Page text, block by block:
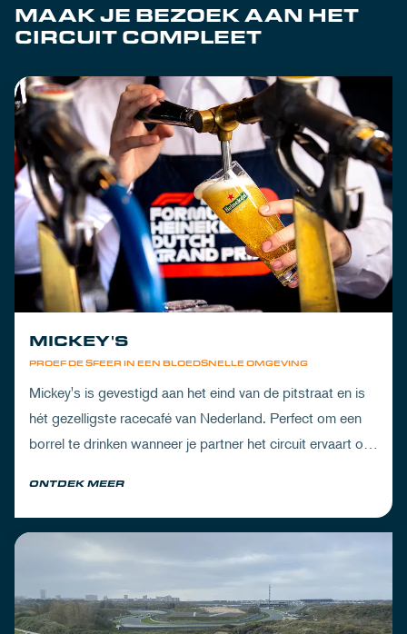
MAAK JE BEZOEK AAN HET
CIRCUIT COMPLEET
PROEF DE SFEER IN EEN BLOEDSNELLE OMGEVING
MICKEY'S
Mickey's is gevestigd aan het eind van de pitstraat en is
hét gezelligste racecafé van Nederland. Perfect om een
borrel te drinken wanneer je partner het circuit ervaart of
ONTDEK MEER